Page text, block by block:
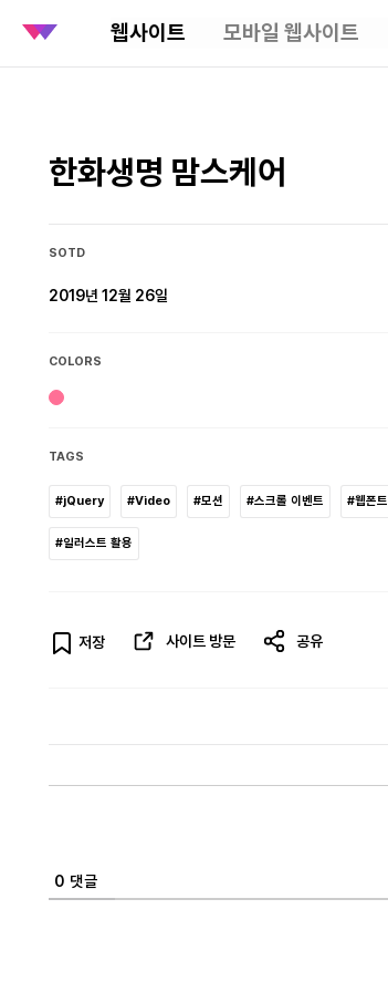
웹사이트 모바일 웹사이트
한화생명 맘스케어
SOTD
2019년 12월 26일
COLORS
TAGS
#jQuery #Video #모션 #스크롤 이벤트 #웹폰트
#일러스트 활용
저장 사이트 방문 공유
0 댓글